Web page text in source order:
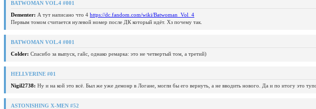
BATWOMAN VOL.4 #001
Dementer: А тут написано что 4 https://dc.fandom.com/wiki/Batwoman_Vol_4
Первым томом считается нулевой номер после ДК который идёт. Хз почему так.
BATWOMAN VOL.4 #001
Colder: Спасибо за выпуск, гайс, однако ремарка: это не четвертый том, а третий)
HELLVERINE #01
Nigil2738: Ну и на кой это всё. Был же уже демонр в Логане, могли бы его вернуть, а не вводить нового. Да и по итогу это
ASTONISHING X-MEN #52